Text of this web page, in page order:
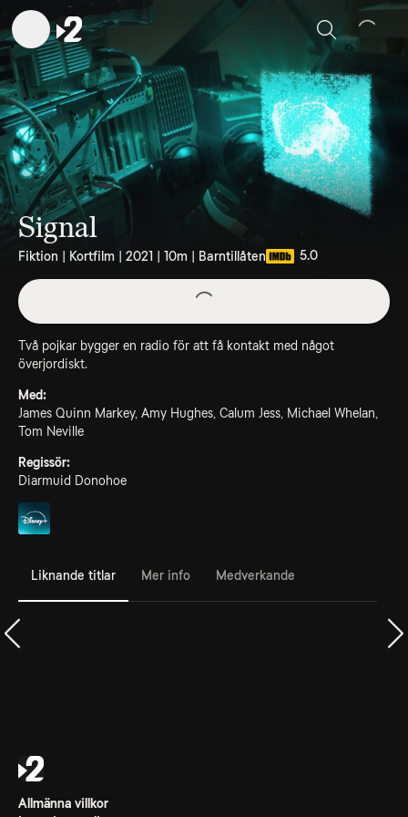
Sök
Signal
Fiktion | Kortfilm | 2021 | 10m | Barntillåten 5.0
Två pojkar bygger en radio för att få kontakt med något
överjordiskt.
Med:
James Quinn Markey, Amy Hughes, Calum Jess, Michael Whelan,
Tom Neville
Regissör:
Diarmuid Donohoe
Liknande titlar Mer info Medverkande
Allmänna villkor